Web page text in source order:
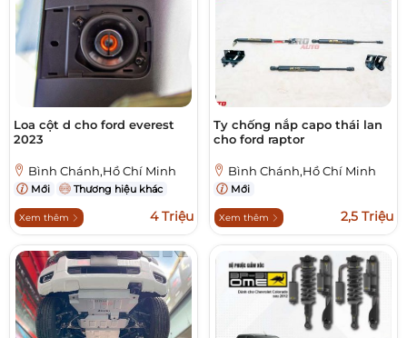
Loa cột d cho ford everest
2023
Bình Chánh,Hồ Chí Minh
Mới Thương hiệu khác
Xem thêm 4 Triệu
Ty chống nắp capo thái lan
cho ford raptor
Bình Chánh,Hồ Chí Minh
Mới
Xem thêm 2,5 Triệu